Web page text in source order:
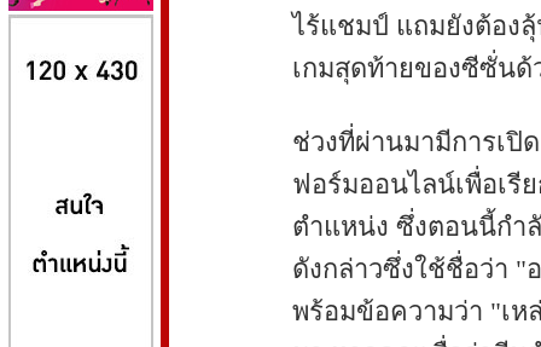
ไร้แชมป์ แถมยังต้อง
เกมสุดท้ายของซีซั่นด้
ช่วงที่ผ่านมามีการเปิ
ฟอร์มออนไลน์เพื่อเรี
ตำแหน่ง ซึ่งตอนนี้กำ
ดังกล่าวซึ่งใช้ชื่อว่า "
พร้อมข้อความว่า "เห